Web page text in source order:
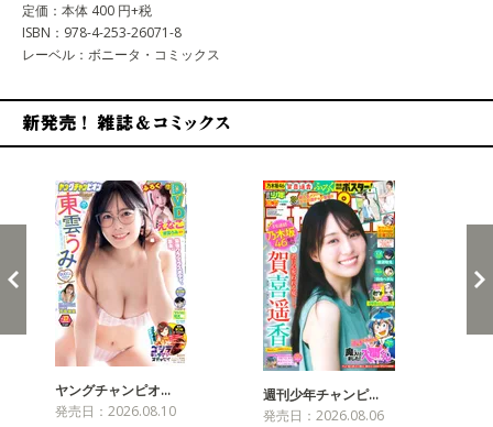
定価：本体 400 円+税
ISBN：978-4-253-26071-8
レーベル：ボニータ・コミックス
ヤングチャンピオ…
発売日：2026.08.10
週刊少年チャンピ…
発売日：2026.08.06